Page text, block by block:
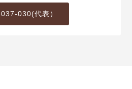
030(代表）